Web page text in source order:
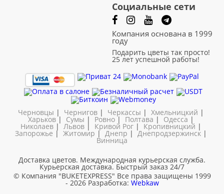
Социальные сети
Компания основана в 1999
году
Подарить цветы так просто!
25 лет успешной работы!
Черновцы | Чернигов | Черкассы | Хмельницкий |
Харьков| Сумы | Ровно | Полтава | Одесса |
Николаев | Львов Кривой Рог | Кропивницкий |
Запорожье | Житомир | Днепр |Днепродзержинск |
Винница
Доставка цветов. Международная курьерская служба.
Курьерская доставка. Быстрый заказ 24/7
© Компания "BUKETEXPRESS" Все права защищены 1999
- 2026 Разработка: Webkaw